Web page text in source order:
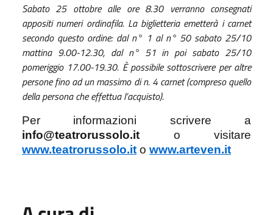
Sabato 25 ottobre alle ore 8.30 verranno consegnati
appositi numeri ordinafila. La biglietteria emetterà i carnet
secondo questo ordine: dal n° 1 al n° 50 sabato 25/10
mattina 9.00-12.30, dal n° 51 in poi sabato 25/10
pomeriggio 17.00-19.30. È possibile sottoscrivere per altre
persone fino ad un massimo di n. 4 carnet (compreso quello
della persona che effettua l’acquisto).
Per informazioni scrivere a
info@teatrorussolo.it o visitare
www.teatrorussolo.it o www.arteven.it